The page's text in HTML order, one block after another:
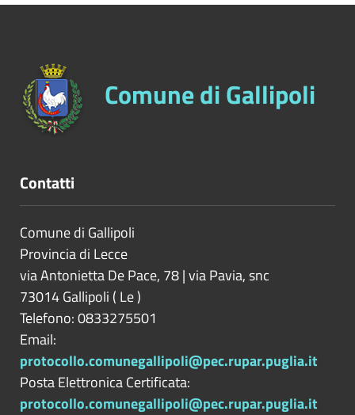
Comune di Gallipoli
Contatti
Comune di Gallipoli
Provincia di Lecce
via Antonietta De Pace, 78 | via Pavia, snc
73014Gallipoli ( Le)
Telefono: 0833275501
Email:
protocollo.comunegallipoli@pec.rupar.puglia.it
Posta Elettronica Certificata:
protocollo.comunegallipoli@pec.rupar.puglia.it